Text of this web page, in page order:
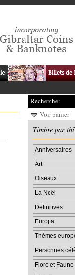
Recherche:
Voir panier
Timbre par
Anniversaires
Art
Oiseaux
La Noël
Definitives
Europa
Thèmes
Personnes
Flore et Faune